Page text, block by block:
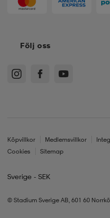
Följ oss
Köpvillkor Medlemsvillkor
Cookies
Sitemap
Sverige - SEK
© Stadium Sverige AB, 601 60